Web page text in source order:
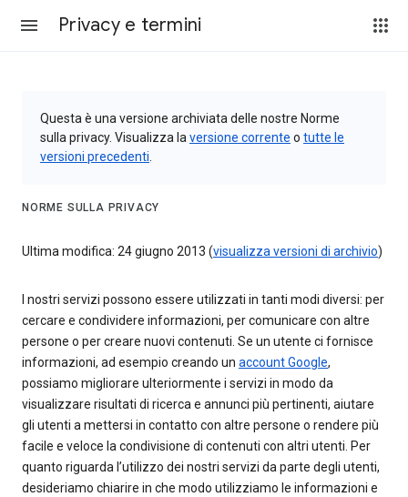
Privacy e termini
Questa è una versione archiviata delle nostre Norme
sulla privacy. Visualizza la versione corrente o tutte le
versioni precedenti
NORME SULLA PRIVACY
Ultima modifica: 24 giugno 2013 (visualizza versioni di archivio)
I nostri servizi possono essere utilizzati in tanti modi diversi: per
cercare e condividere informazioni, per comunicare con altre
persone o per creare nuovi contenuti. Se un utente ci fornisce
informazioni, ad esempio creando un account Google,
possiamo migliorare ulteriormente i servizi in modo da
visualizzare risultati di ricerca e annunci più pertinenti, aiutare
gli utenti a mettersi in contatto con altre persone o rendere più
facile e veloce la condivisione di contenuti con altri utenti. Per
quanto riguarda l’utilizzo dei nostri servizi da parte degli utenti,
desideriamo chiarire in che modo utilizziamo le informazioni e